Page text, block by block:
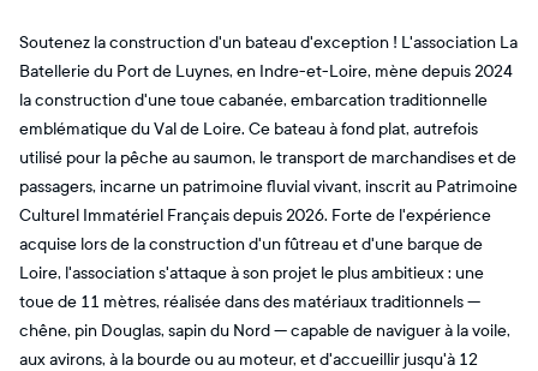
Soutenez la construction d'un bateau d'exception ! L'association La
Batellerie du Port de Luynes, en Indre-et-Loire, mène depuis 2024
la construction d'une toue cabanée, embarcation traditionnelle
emblématique du Val de Loire. Ce bateau à fond plat, autrefois
utilisé pour la pêche au saumon, le transport de marchandises et de
passagers, incarne un patrimoine fluvial vivant, inscrit au Patrimoine
Culturel Immatériel Français depuis 2026. Forte de l'expérience
acquise lors de la construction d'un fûtreau et d'une barque de
Loire, l'association s'attaque à son projet le plus ambitieux : une
toue de 11 mètres, réalisée dans des matériaux traditionnels —
chêne, pin Douglas, sapin du Nord — capable de naviguer à la voile,
aux avirons, à la bourde ou au moteur, et d'accueillir jusqu'à 12